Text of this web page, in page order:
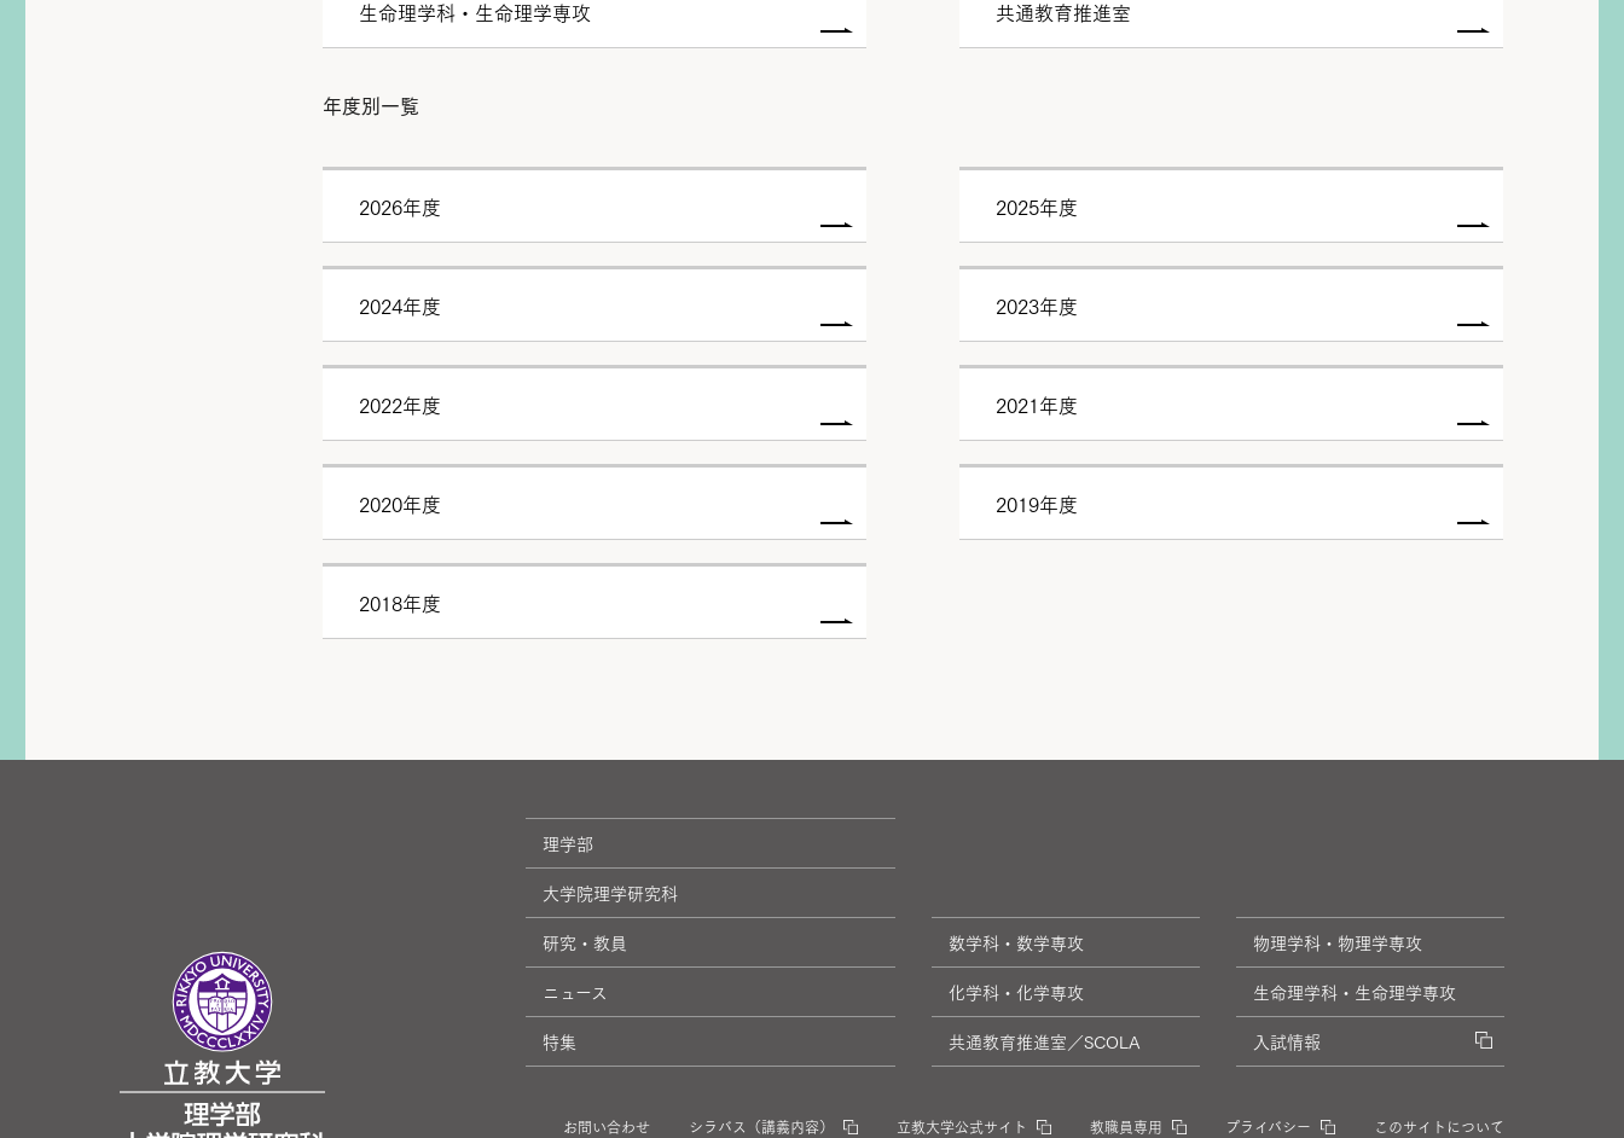
生命理学科・生命理学専攻 共通教育推進室
年度別一覧
2026年度 2025年度
2024年度 2023年度
2022年度 2021年度
2020年度 2019年度
2018年度
理学部
大学院理学研究科
研究・教員
ニュース
特集
数学科・数学専攻
物理学科・物理学専攻
化学科・化学専攻
生命理学科・生命理学専攻
共通教育推進室／SCOLA
入試情報
お問い合わせ シラバス（講義内容） 立教大学公式サイト 教職員専用 プライバシー このサイトについて